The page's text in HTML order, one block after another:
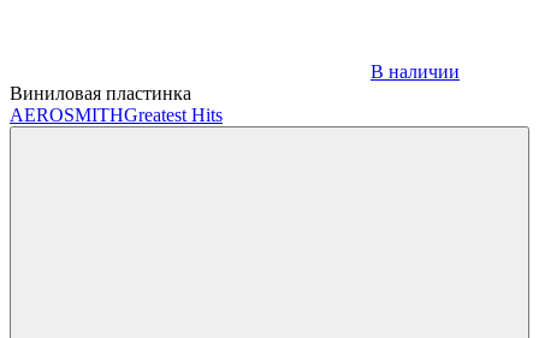
В наличии
Виниловая пластинка
AEROSMITHGreatest Hits